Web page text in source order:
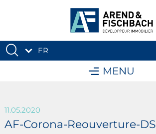
FR
MENU
11.05.2020
AF-Corona-Reouverture-